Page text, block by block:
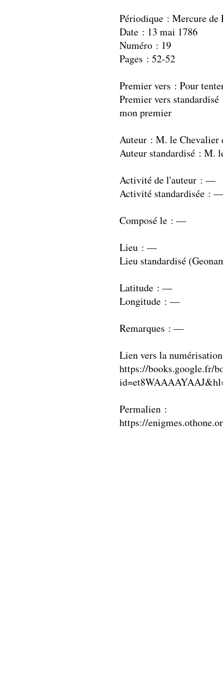
Périodique : Mercure de
Date : 13 mai 1786
Numéro : 19
Pages : 52-52
Premier vers : Pour
Premier vers
mon premier
Auteur : M. le Chevalier
Auteur standardisé : M.
Activité de l'auteur : —
Activité standardisée : —
Composé le : —
Lieu : —
Lieu standardisé
Latitude : —
Longitude : —
Remarques : —
Lien vers la
https://books.google.fr/
Permalien :
https://